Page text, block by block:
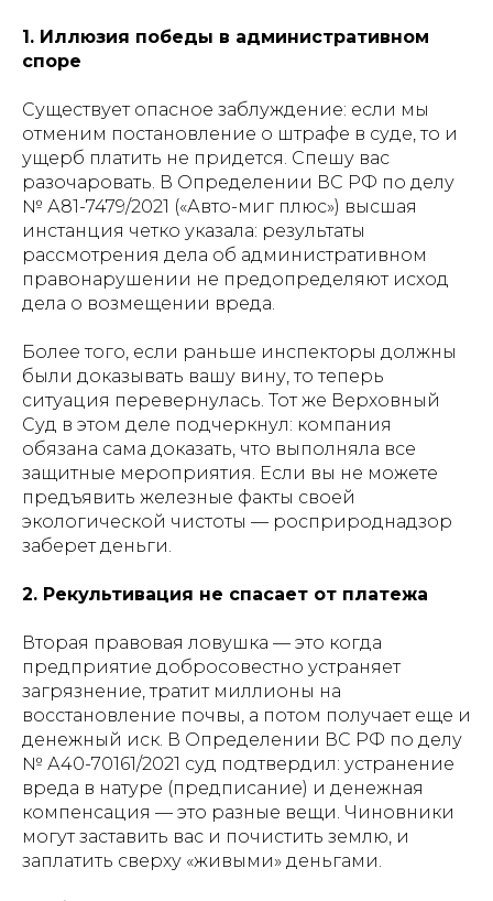
1. Иллюзия победы в административном
споре
Существует опасное заблуждение: если мы
отменим постановление о штрафе в суде, то и
ущерб платить не придется. Спешу вас
разочаровать. В Определении ВС РФ по делу
№ А81-7479/2021 («Авто-миг плюс») высшая
инстанция четко указала: результаты
рассмотрения дела об административном
правонарушении не предопределяют исход
дела о возмещении вреда.
Более того, если раньше инспекторы должны
были доказывать вашу вину, то теперь
ситуация перевернулась. Тот же Верховный
Суд в этом деле подчеркнул: компания
обязана сама доказать, что выполняла все
защитные мероприятия. Если вы не можете
предъявить железные факты своей
экологической чистоты — росприроднадзор
заберет деньги.
2. Рекультивация не спасает от платежа
Вторая правовая ловушка — это когда
предприятие добросовестно устраняет
загрязнение, тратит миллионы на
восстановление почвы, а потом получает еще и
денежный иск. В Определении ВС РФ по делу
№ А40-70161/2021 суд подтвердил: устранение
вреда в натуре (предписание) и денежная
компенсация — это разные вещи. Чиновники
могут заставить вас и почистить землю, и
заплатить сверху «живыми» деньгами.